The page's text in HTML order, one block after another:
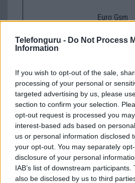
Telefonguru - Do Not Process
Information
If you wish to opt-out of the sale,
processing of your personal or
targeted advertising by us, please
section to confirm your selection.
opt-out request is processed you
interest-based ads based on
us or personal information disclosed
your opt-out. You may separately
disclosure of your personal
IAB’s list of downstream
also be disclosed by us to third
Euro Gsm
Számos népszerű
készülék kimarad a
frissítésből – itt a
modellekről
2026.06.30| Phone Arena
A One UI 9 érkezése új
funkciókat és továbbfejlesztett
azonban több korábbi
Galaxy készülék számára ez lesz